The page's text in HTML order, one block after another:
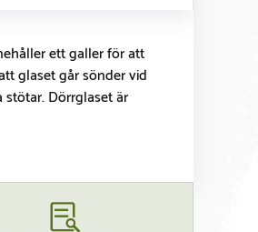
ett galler för att
glaset går sönder vid
Dörrglaset är